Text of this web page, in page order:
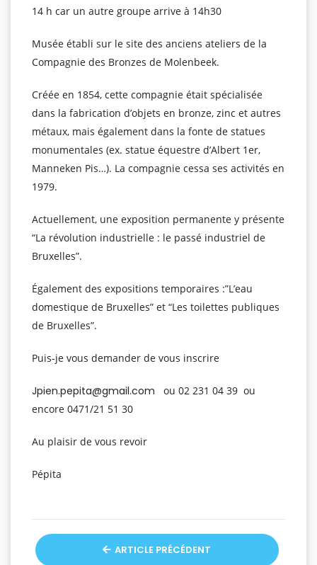
14 h car un autre groupe arrive à 14h30
Musée établi sur le site des anciens ateliers de la
Compagnie des Bronzes de Molenbeek.
Créée en 1854, cette compagnie était spécialisée
dans la fabrication d’objets en bronze, zinc et autres
métaux, mais également dans la fonte de statues
monumentales (ex. statue équestre d’Albert 1er,
Manneken Pis…). La compagnie cessa ses activités en
1979.
Actuellement, une exposition permanente y présente
“La révolution industrielle : le passé industriel de
Bruxelles”.
Également des expositions temporaires :”L’eau
domestique de Bruxelles” et “Les toilettes publiques
de Bruxelles”.
Puis-je vous demander de vous inscrire
Jpien.pepita@gmail.com ou 02 231 04 39 ou
encore 0471/21 51 30
Au plaisir de vous revoir
Pépita
ARTICLE PRÉCÉDENT